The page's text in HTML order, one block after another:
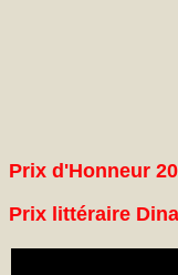
Prix d'Honneur
Prix littéraire